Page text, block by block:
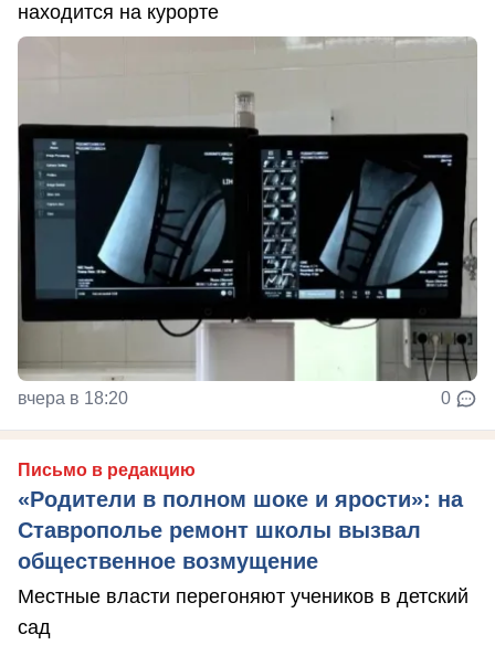
находится на курорте
вчера в 18:20 0
Письмо в редакцию
«Родители в полном шоке и ярости»: на
Ставрополье ремонт школы вызвал
общественное возмущение
Местные власти перегоняют учеников в детский
сад